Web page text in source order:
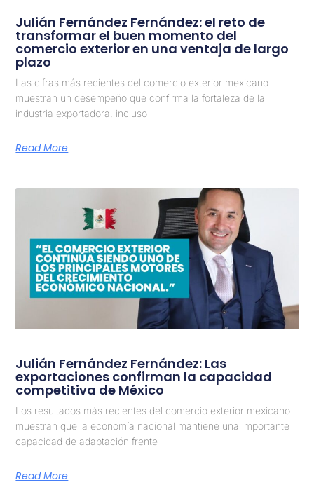
Julián Fernández Fernández: el reto de
transformar el buen momento del
comercio exterior en una ventaja de largo
plazo
Las cifras más recientes del comercio exterior mexicano
muestran un desempeño que confirma la fortaleza de la
industria exportadora, incluso
Read More
Julián Fernández Fernández: Las
exportaciones confirman la capacidad
competitiva de México
Los resultados más recientes del comercio exterior mexicano
muestran que la economía nacional mantiene una importante
capacidad de adaptación frente
Read More